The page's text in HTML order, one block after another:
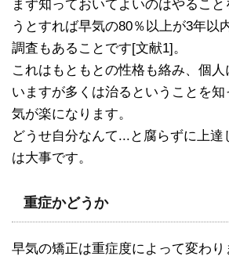
まず知っておいてよいのはやること
うとすれば早気の80％以上が3年以
調査もあることです[文献1]。
これはもともとの性格も絡み、個
いますが多くは治るということを
気が楽になります。
どうせ自分なんて...と腐らずに上達
は大事です。
重症かどうか
早気の矯正は重症度によって変わり